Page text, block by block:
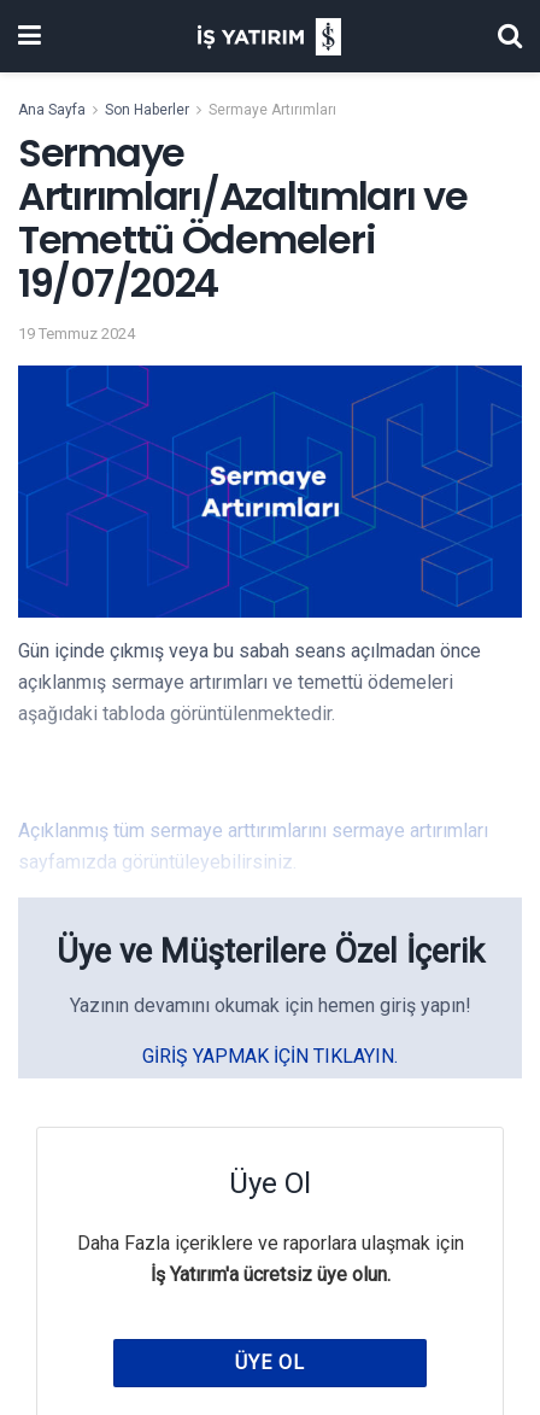
Ana Sayfa Son Haberler Sermaye Artırımları
Sermaye
Artırımları/Azaltımları ve
Temettü Ödemeleri
19/07/2024
19 Temmuz 2024
Gün içinde çıkmış veya bu sabah seans açılmadan önce
açıklanmış sermaye artırımları ve temettü ödemeleri
aşağıdaki tabloda görüntülenmektedir.
Açıklanmış tüm sermaye arttırımlarını sermaye artırımları
sayfamızda görüntüleyebilirsiniz.
Üye ve Müşterilere Özel İçerik
Yazının devamını okumak için hemen giriş yapın!
GIRIŞ YAPMAK IÇIN TIKLAYIN.
Üye Ol
Daha Fazla içeriklere ve raporlara ulaşmak için
İş Yatırım'a ücretsiz üye olun.
ÜYE OL